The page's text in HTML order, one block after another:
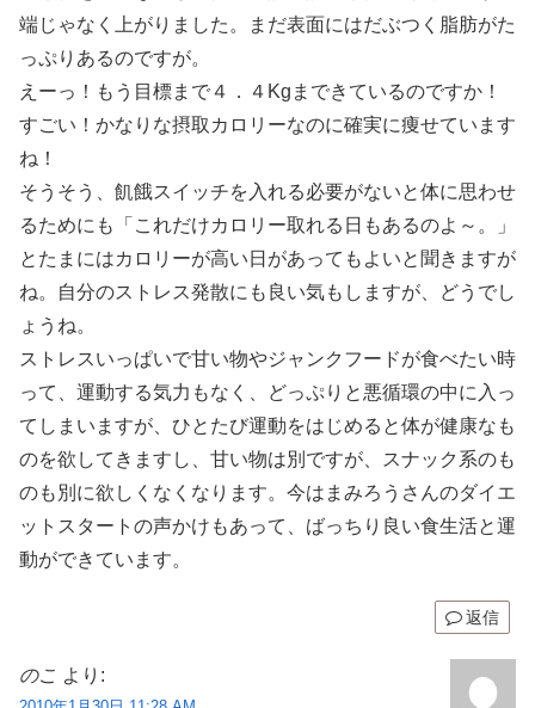
端じゃなく上がりました。まだ表面にはだぶつく脂肪がた
っぷりあるのですが。
えーっ！もう目標まで４．４Kgまできているのですか！
すごい！かなりな摂取カロリーなのに確実に痩せています
ね！
そうそう、飢餓スイッチを入れる必要がないと体に思わせ
るためにも「これだけカロリー取れる日もあるのよ～。」
とたまにはカロリーが高い日があってもよいと聞きますが
ね。自分のストレス発散にも良い気もしますが、どうでし
ょうね。
ストレスいっぱいで甘い物やジャンクフードが食べたい時
って、運動する気力もなく、どっぷりと悪循環の中に入っ
てしまいますが、ひとたび運動をはじめると体が健康なも
のを欲してきますし、甘い物は別ですが、スナック系のも
のも別に欲しくなくなります。今はまみろうさんのダイエ
ットスタートの声かけもあって、ばっちり良い食生活と運
動ができています。
返信
のこ より: